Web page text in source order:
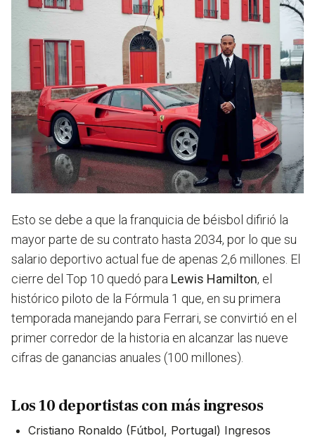
Esto se debe a que la franquicia de béisbol difirió la
mayor parte de su contrato hasta 2034, por lo que su
salario deportivo actual fue de apenas 2,6 millones. El
cierre del Top 10 quedó para Lewis Hamilton, el
histórico piloto de la Fórmula 1 que, en su primera
temporada manejando para Ferrari, se convirtió en el
primer corredor de la historia en alcanzar las nueve
cifras de ganancias anuales (100 millones).
Los 10 deportistas con más ingresos
Cristiano Ronaldo (Fútbol, Portugal) Ingresos